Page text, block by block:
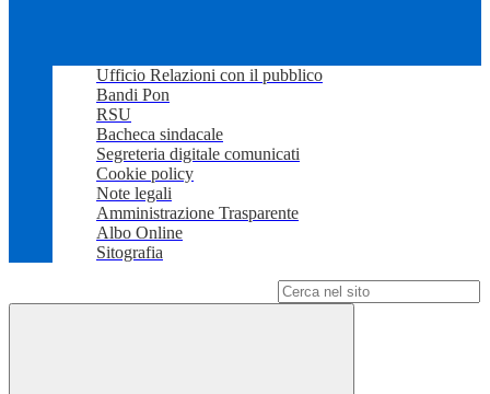
Ufficio Relazioni con il pubblico
Bandi Pon
RSU
Bacheca sindacale
Segreteria digitale comunicati
Cookie policy
Note legali
Amministrazione Trasparente
Albo Online
Sitografia